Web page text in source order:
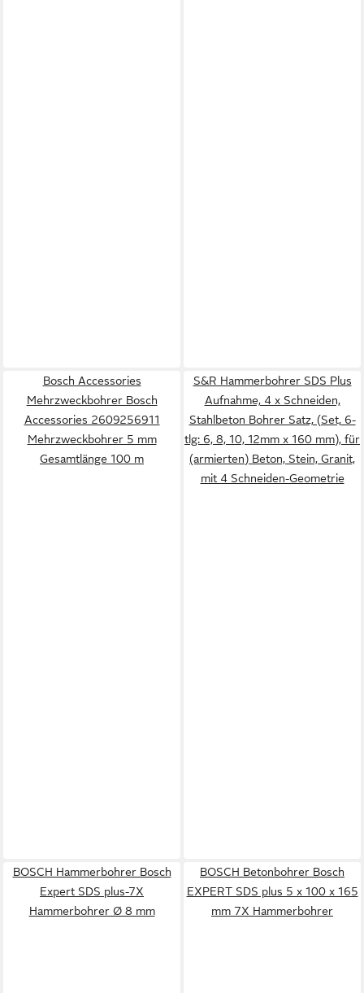
Bosch Accessories
Mehrzweckbohrer Bosch
Accessories 2609256911
Mehrzweckbohrer 5 mm
Gesamtlänge 100 m
S&R Hammerbohrer SDS Plus
Aufnahme, 4 x Schneiden,
Stahlbeton Bohrer Satz, (Set, 6-
tlg: 6, 8, 10, 12mm x 160 mm), für
(armierten) Beton, Stein, Granit,
mit 4 Schneiden-Geometrie
BOSCH Hammerbohrer Bosch
Expert SDS plus-7X
Hammerbohrer Ø 8 mm
BOSCH Betonbohrer Bosch
EXPERT SDS plus 5 x 100 x 165
mm 7X Hammerbohrer